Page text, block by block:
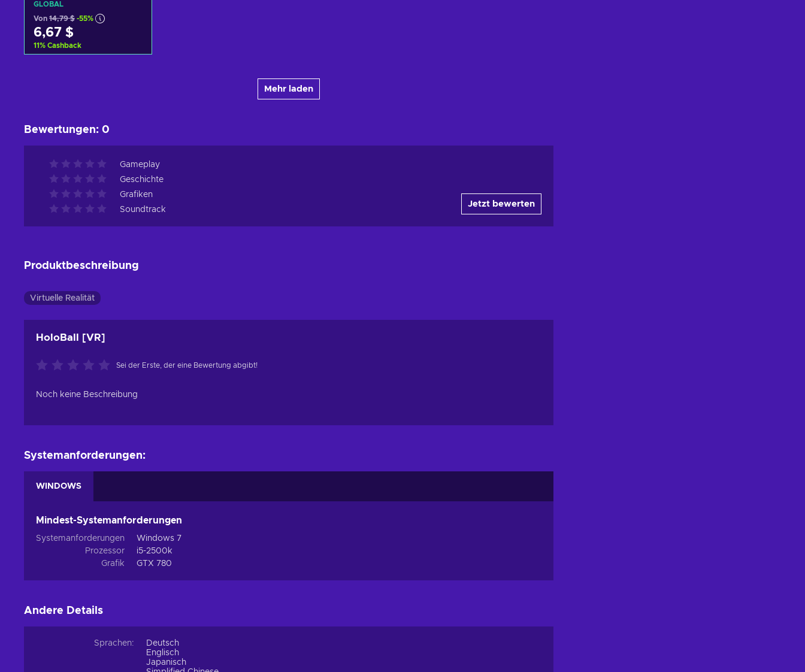
GLOBAL
Von 14,79 $ -55%
6,67 $
11% Cashback
Mehr laden
Bewertungen: 0
Gameplay
Geschichte
Grafiken
Soundtrack
Jetzt bewerten
Produktbeschreibung
Virtuelle Realität
HoloBall [VR]
Sei der Erste, der eine Bewertung abgibt!
Noch keine Beschreibung
Systemanforderungen:
WINDOWS
Mindest-Systemanforderungen
Systemanforderungen
Windows 7
Prozessor
i5-2500k
Grafik
GTX 780
Andere Details
Sprachen:
Deutsch
Englisch
Japanisch